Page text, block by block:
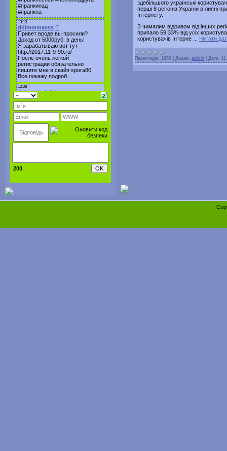
200
здебільшого українські
перші 8 регіонів України в липні
Інтернету.
З чималим відривом від інших
припало 59,33% від усіх
користувачів Інтерне
Читати
Переглядів: 1858 Додав: admin Дата: